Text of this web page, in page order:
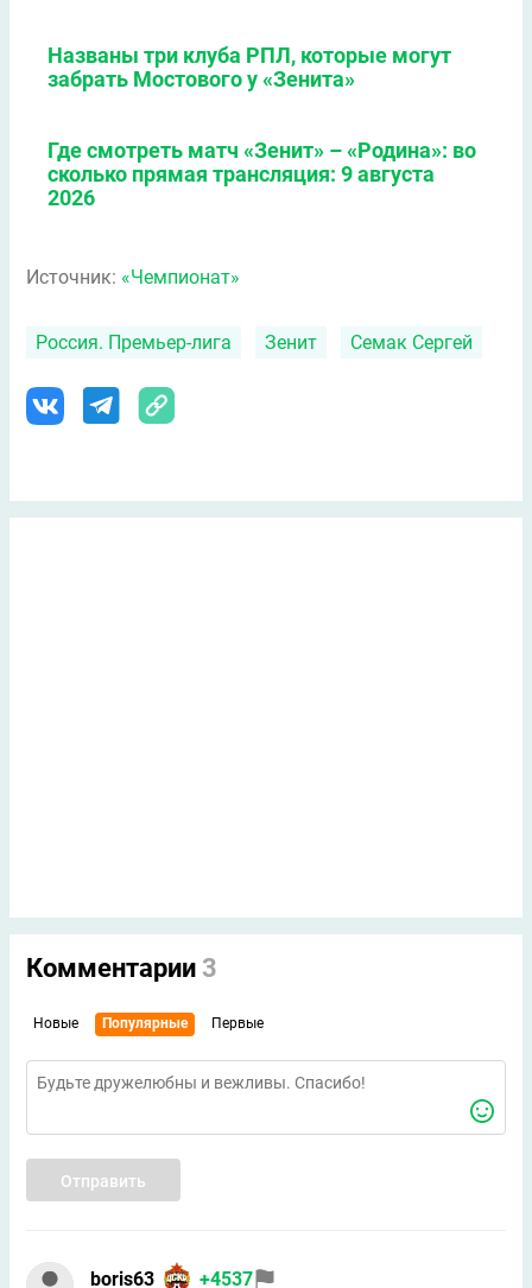
Названы три клуба РПЛ, которые могут
забрать Мостового у «Зенита»
Где смотреть матч «Зенит» – «Родина»: во
сколько прямая трансляция: 9 августа
2026
Источник: «Чемпионат»
Россия. Премьер-лига Зенит Семак Сергей
Комментарии 3
Новые Популярные Первые
Отправить
boris63
+4537